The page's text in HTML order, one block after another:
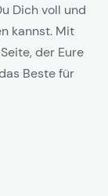
Dich voll und
kannst. Mit
der Eure
Beste für